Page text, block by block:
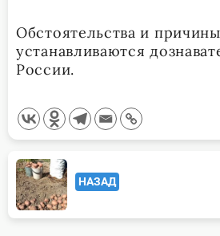
Обстоятельства и
устанавливаются
России.
<span
class="nav-
subtitle
НАЗАД